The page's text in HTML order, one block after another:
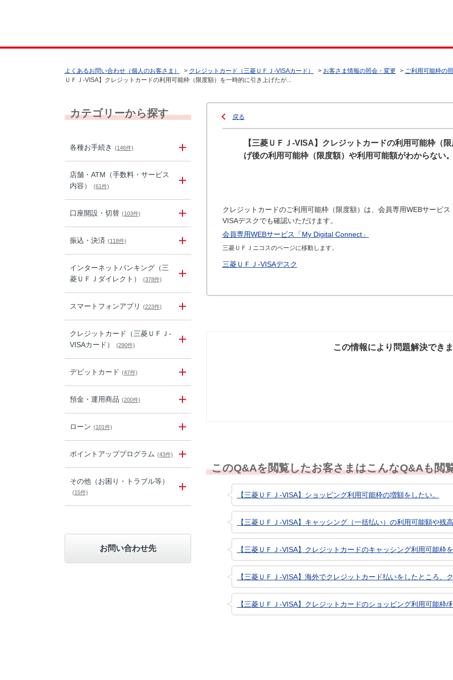
よくあるお問い合わせ（個人のお客さま） > クレジットカード（三菱ＵＦＪ-VISAカード） > お客さま情報の照会・変更 > ご利用可能枠の
ＵＦＪ-VISA】クレジットカードの利用可能枠（限度額）を一時的に引き上げたが...
カテゴリーから探す
各種お手続き (146件)
店舗・ATM（手数料・サービス
内容）
(61件)
口座開設・切替 (103件)
振込・決済 (118件)
インターネットバンキング（三
菱ＵＦＪダイレクト）
(378件)
スマートフォンアプリ (223件)
クレジットカード（三菱ＵＦＪ-
VISAカード）
(290件)
デビットカード (47件)
預金・運用商品 (200件)
ローン (101件)
ポイントアッププログラム (43件)
その他（お困り・トラブル等）
(15件)
お問い合わせ先
戻る
【三菱ＵＦＪ-VISA】クレジットカードの利用可能枠（
げ後の利用可能枠（限度額）や利用可能額がわからない。
クレジットカードのご利用可能枠（限度額）は、会員専用WEBサービ
VISAデスクでも確認いただけます。
会員専用WEBサービス「My Digital Connect」
三菱ＵＦＪニコスのページに移動します。
三菱ＵＦＪ-VISAデスク
この情報により問題解決でき
このQ&Aを閲覧したお客さまはこんなQ&Aも閲
【三菱ＵＦＪ-VISA】ショッピング利用可能枠の増額をしたい。
【三菱ＵＦＪ-VISA】キャッシング（一括払い）の利用可能額や残
【三菱ＵＦＪ-VISA】クレジットカードのキャッシング利用可能枠
【三菱ＵＦＪ-VISA】海外でクレジットカード払いをしたところ、
【三菱ＵＦＪ-VISA】クレジットカードのショッピング利用可能枠/